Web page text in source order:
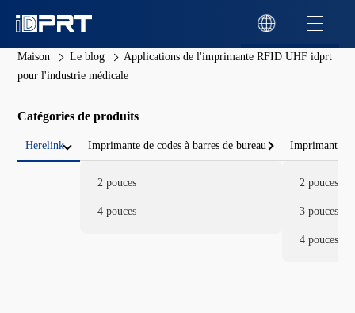
Maison Le blog
Applications de l'imprimante RFID UHF idprt
pour l'industrie médicale
Catégories de produits
Herelink Imprimante de codes à barres de bureau
2 pouces
4 pouces
Imprimante
2 pouces
3 pouces
4 pouces